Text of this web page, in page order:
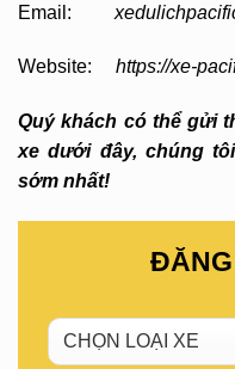
Email:
Website: https://xe-
Quý khách có thể gửi
xe dưới đây, chúng
sớm nhất!